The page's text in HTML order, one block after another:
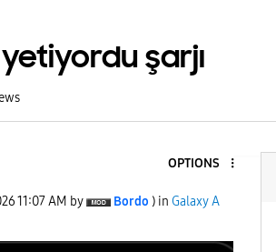
şarjı
OPTIONS
11:07 AM by Bordo ) in Galaxy A